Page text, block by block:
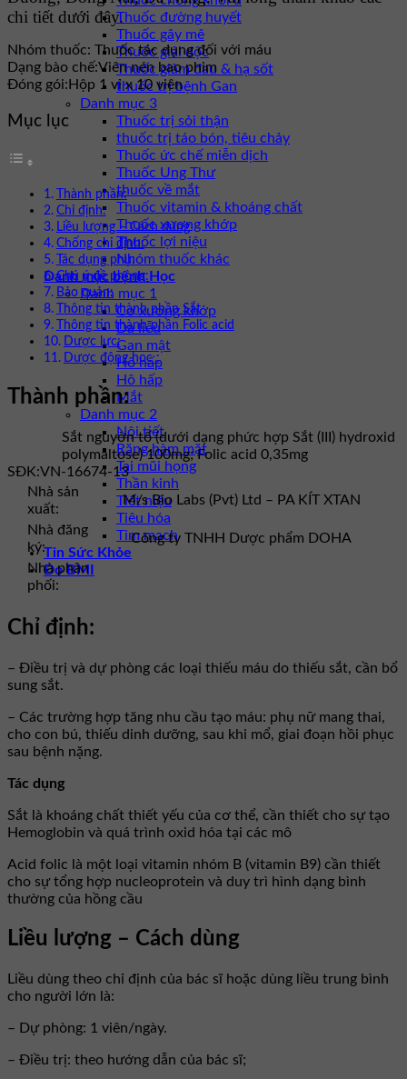
Thuốc đường huyết
Thuốc gây mê
Thuốc giải độc
Thuốc giảm đau & hạ sốt
thuốc trị bệnh Gan
Danh mục 3
Thuốc trị sỏi thận
thuốc trị táo bón, tiêu chảy
Thuốc ức chế miễn dịch
Thuốc Ung Thư
thuốc về mắt
Thuốc vitamin & khoáng chất
Thuốc xương khớp
Thuốc lợi niệu
Nhóm thuốc khác
Danh mục bệnh Học
Danh mục 1
Cơ xương khớp
Da liễu
Gan mật
Hô hấp
Hô hấp
Mắt
Danh mục 2
Nội tiết
Răng hàm mặt
Tai mũi họng
Thần kinh
Tiết niệu
Tiêu hóa
Tim mạch
Tin Sức Khỏe
Đo BMI
chi tiết dưới đây.
Nhóm thuốc: Thuốc tác dụng đối với máu
Dạng bào chế:Viên nén bao phim
Đóng gói: Hộp 1 vỉ x 10 viên
Mục lục
Thành phần:
Chỉ định:
Liều lượng – Cách dùng
Chống chỉ định:
Tác dụng phụ:
Chú ý đề phòng:
Bảo quản:
Thông tin thành phần Sắt
Thông tin thành phần Folic acid
Dược lực:
Dược động học :
Thành phần:
Sắt nguyờn tố (dưới dạng phức hợp Sắt (III) hydroxid
polymaltose) 100mg; Folic acid 0,35mg
SĐK:VN-16674-13
Nhà sản
xuất:
M/s Bio Labs (Pvt) Ltd – PA KÍT XTAN
Nhà đăng
ký:
Công ty TNHH Dược phẩm DOHA
Nhà phân
phối:
Chỉ định:
– Điều trị và dự phòng các loại thiếu máu do thiếu sắt, cần bổ
sung sắt.
– Các trường hợp tăng nhu cầu tạo máu: phụ nữ mang thai,
cho con bú, thiếu dinh dưỡng, sau khi mổ, giai đoạn hồi phục
sau bệnh nặng.
Tác dụng
Sắt là khoáng chất thiết yếu của cơ thể, cần thiết cho sự tạo
Hemoglobin và quá trình oxid hóa tại các mô
Acid folic là một loại vitamin nhóm B (vitamin B9) cần thiết
cho sự tổng hợp nucleoprotein và duy trì hình dạng bình
thường của hồng cầu
Liều lượng – Cách dùng
Liều dùng theo chỉ định của bác sĩ hoặc dùng liều trung bình
cho người lớn là:
– Dự phòng: 1 viên/ngày.
– Điều trị: theo hướng dẫn của bác sĩ;